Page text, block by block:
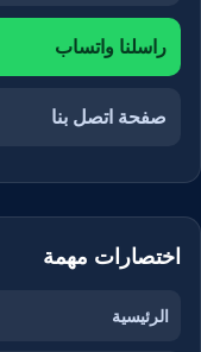
راسلنا واتساب
صفحة اتصل بنا
اختصارات مهمة
الرئيسية